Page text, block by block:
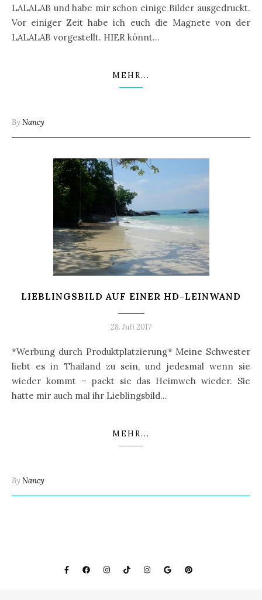
LALALAB und habe mir schon einige Bilder ausgedruckt.
Vor einiger Zeit habe ich euch die Magnete von der
LALALAB vorgestellt. HIER könnt…
MEHR...
By Nancy
LIEBLINGSBILD AUF EINER HD-LEINWAND
28. Juli 2017
*Werbung durch Produktplatzierung* Meine Schwester
liebt es in Thailand zu sein, und jedesmal wenn sie
wieder kommt – packt sie das Heimweh wieder. Sie
hatte mir auch mal ihr Lieblingsbild…
MEHR...
By Nancy